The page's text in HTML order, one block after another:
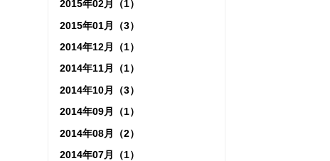
2015年02月（1）
2015年01月（3）
2014年12月（1）
2014年11月（1）
2014年10月（3）
2014年09月（1）
2014年08月（2）
2014年07月（1）